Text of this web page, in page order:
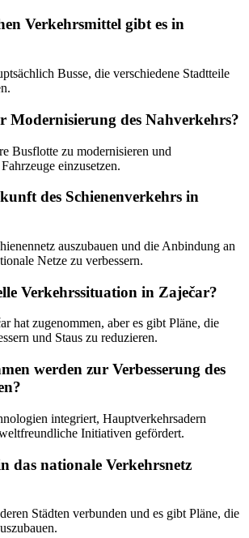
Verkehrsmittel gibt es in
Busse, die verschiedene Stadtteile
Modernisierung des Nahverkehrs?
Busflotte zu modernisieren und
einzusetzen.
des Schienenverkehrs in
auszubauen und die Anbindung an
Netze zu verbessern.
Verkehrssituation in Zaječar?
hat zugenommen, aber es gibt Pläne, die
und Staus zu reduzieren.
werden zur Verbesserung des
integriert, Hauptverkehrsadern
Initiativen gefördert.
das nationale Verkehrsnetz
Städten verbunden und es gibt Pläne, die